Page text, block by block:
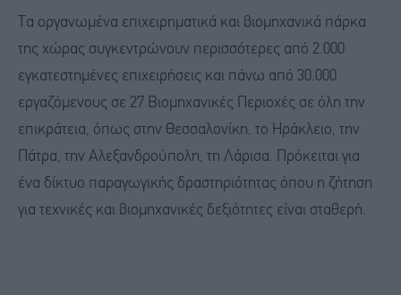
Τα οργανωμένα επιχειρηματικά και βιομηχανικά πάρκα
της χώρας συγκεντρώνουν περισσότερες από 2.000
εγκατεστημένες επιχειρήσεις και πάνω από 30.000
εργαζόμενους σε 27 Βιομηχανικές Περιοχές σε όλη την
επικράτεια, όπως στην Θεσσαλονίκη, το Ηράκλειο, την
Πάτρα, την Αλεξανδρούπολη, τη Λάρισα. Πρόκειται για
ένα δίκτυο παραγωγικής δραστηριότητας όπου η ζήτηση
για τεχνικές και βιομηχανικές δεξιότητες είναι σταθερή.